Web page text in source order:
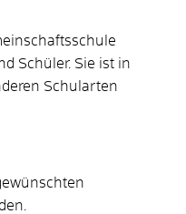
Schüler. Sie ist in
Schularten